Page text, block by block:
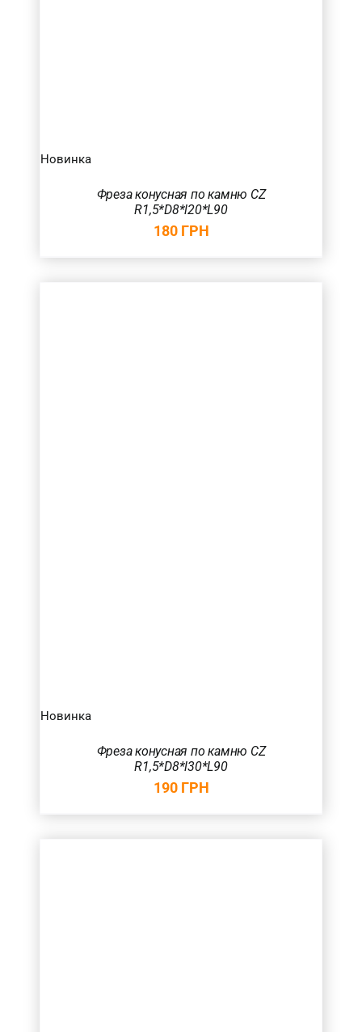
Новинка
Фреза конусная по камню CZ
R1,5*D8*l20*L90
180 ГРН
Новинка
Фреза конусная по камню CZ
R1,5*D8*l30*L90
190 ГРН